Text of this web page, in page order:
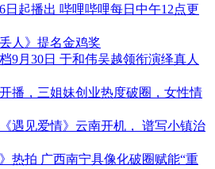
日起播出 哔哩哔哩每日中午12点更
人》提名金鸡奖
9月30日 于和伟吴越领衔演绎真人
播，三姐妹创业热度破圈，女性情
遇见爱情》云南开机， 谱写小镇治
热拍 广西南宁具像化破圈赋能“重